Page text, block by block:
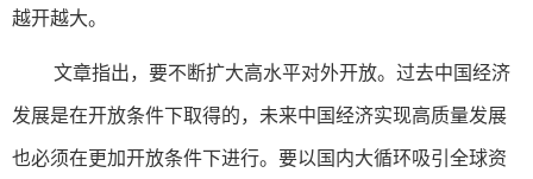
越开越大。
文章指出，要不断扩大高水平对外开放。过去中国经济
发展是在开放条件下取得的，未来中国经济实现高质量发展
也必须在更加开放条件下进行。要以国内大循环吸引全球资